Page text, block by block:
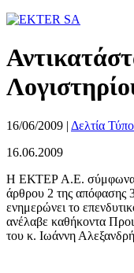
16/06/2009 | Δελτία
16.06.2009
Η ΕΚΤΕΡ Α.Ε. σύμφωνα
άρθρου 2 της απόφασης
ενημερώνει το
ανέλαβε καθήκοντα
του κ. Ιωάννη